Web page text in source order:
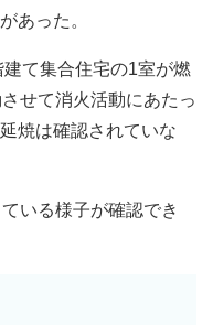
あった。
て集合住宅の1室が燃
せて消火活動にあたっ
焼は確認されていな
いる様子が確認でき